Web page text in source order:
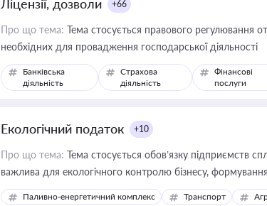
Ліцензії, дозволи +66
Про що тема: Тема стосується правового регулювання
необхідних для провадження господарської діяльності
Банківська
діяльність
Страхова
діяльність
Фінансові
послуги
Екологічний податок +10
Про що тема: Тема стосується обов’язку підприємств
важлива для екологічного контролю бізнесу,
законодавства
Паливно-енергетичний комплекс Транспорт